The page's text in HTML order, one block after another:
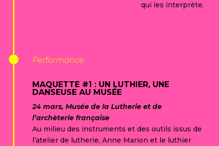
qui les interprète.
Performance
MAQUETTE #1 : UN LUTHIER, UNE
DANSEUSE AU MUSÉE
24 mars, Musée de la Lutherie et de
l’archèterie française
Au milieu des instruments et des outils issus de
l’atelier de lutherie, Anne Marion et le luthier